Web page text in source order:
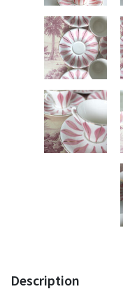
Description